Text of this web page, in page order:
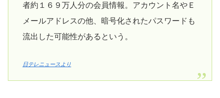
者約１６９万人分の会員情報。アカウント名やＥ
メールアドレスの他、暗号化されたパスワードも
流出した可能性があるという。
日テレニュースより